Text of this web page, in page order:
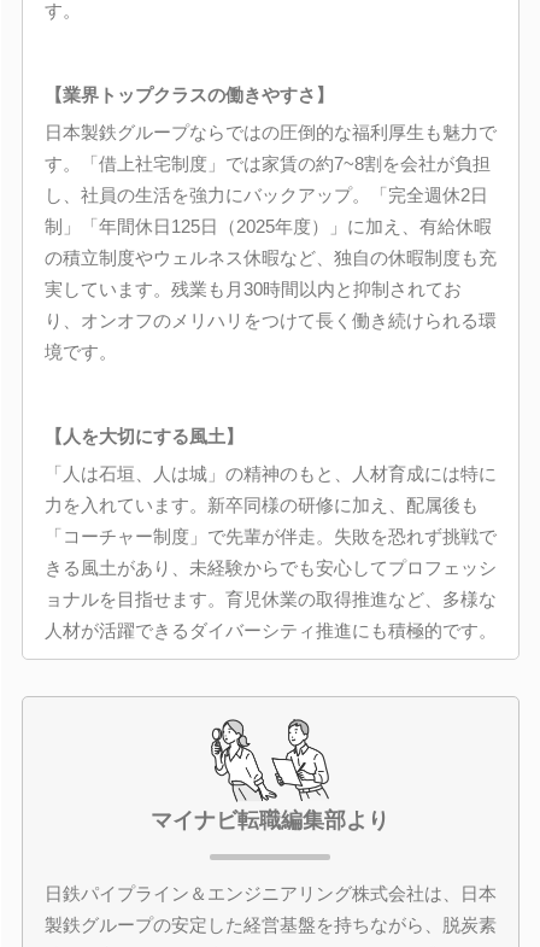
す。
【業界トップクラスの働きやすさ】
日本製鉄グループならではの圧倒的な福利厚生も魅力で
す。「借上社宅制度」では家賃の約7~8割を会社が負担
し、社員の生活を強力にバックアップ。「完全週休2日
制」「年間休日125日（2025年度）」に加え、有給休暇
の積立制度やウェルネス休暇など、独自の休暇制度も充
実しています。残業も月30時間以内と抑制されてお
り、オンオフのメリハリをつけて長く働き続けられる環
境です。
【人を大切にする風土】
「人は石垣、人は城」の精神のもと、人材育成には特に
力を入れています。新卒同様の研修に加え、配属後も
「コーチャー制度」で先輩が伴走。失敗を恐れず挑戦で
きる風土があり、未経験からでも安心してプロフェッシ
ョナルを目指せます。育児休業の取得推進など、多様な
人材が活躍できるダイバーシティ推進にも積極的です。
マイナビ転職編集部より
日鉄パイプライン＆エンジニアリング株式会社は、日本
製鉄グループの安定した経営基盤を持ちながら、脱炭素